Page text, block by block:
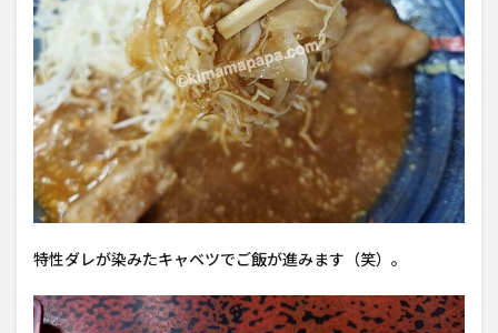
特性ダレが染みたキャベツでご飯が進みます（笑）。